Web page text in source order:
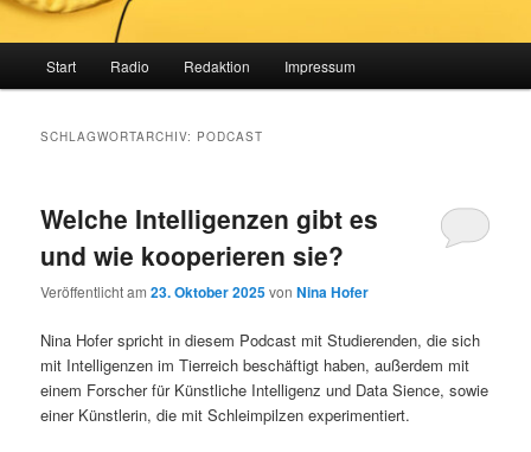
Start Radio Redaktion Impressum
SCHLAGWORTARCHIV: PODCAST
Welche Intelligenzen gibt es
und wie kooperieren sie?
Veröffentlicht am23. Oktober 2025vonNina Hofer
Nina Hofer spricht in diesem Podcast mit Studierenden, die sich
mit Intelligenzen im Tierreich beschäftigt haben, außerdem mit
einem Forscher für Künstliche Intelligenz und Data Sience, sowie
einer Künstlerin, die mit Schleimpilzen experimentiert.